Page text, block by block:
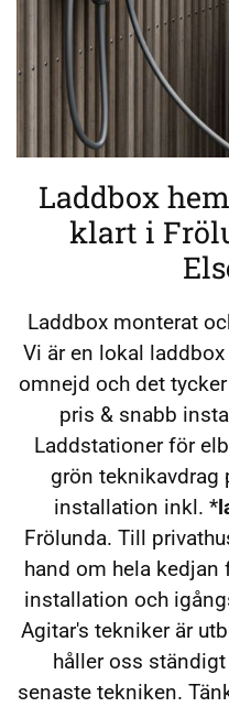
Laddbox
klart i
Laddbox monterat
Vi är en lokal
omnejd och det
pris & snabb
Laddstationer för
grön teknikavdrag
installation inkl. *
Frölunda. Till
hand om hela
installation och
Agitar's tekniker är
håller oss
senaste tekniken.